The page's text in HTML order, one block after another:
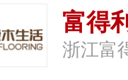
富得
浙江富